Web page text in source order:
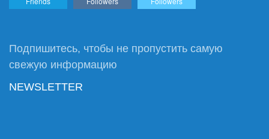
Подпишитесь, чтобы не пропустить самую
свежую информацию
NEWSLETTER